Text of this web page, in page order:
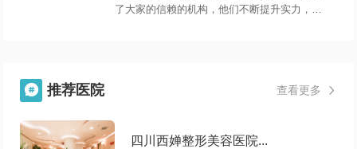
了大家的信赖的机构，他们不断提升实力，开
 推荐医院 查看更多 
四川西婵整形美容医院...